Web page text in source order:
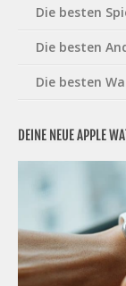
Die besten
Die besten
Die besten
DEINE NEUE APPLE